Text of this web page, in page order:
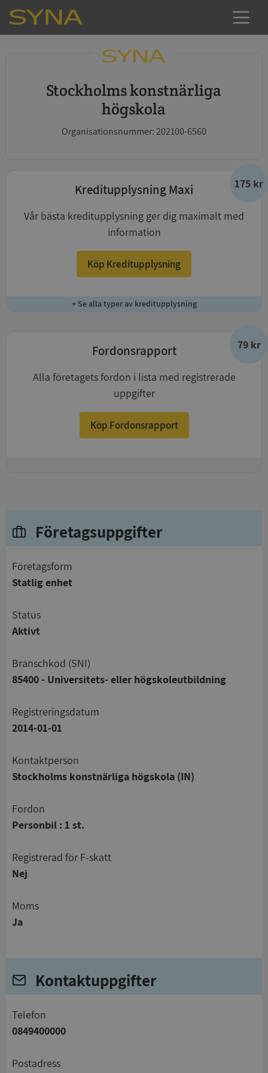
Stockholms konstnärliga
högskola
Organisationsnummer: 202100-6560
175 kr
Kreditupplysning Maxi
Vår bästa kreditupplysning ger dig maximalt med
information
Köp Kreditupplysning
+ Se alla typer av kreditupplysning
79 kr
Fordonsrapport
Alla företagets fordon i lista med registrerade
uppgifter
Köp Fordonsrapport
Företagsuppgifter
företagsform
Statlig enhet
status
Aktivt
branschkod (SNI)
85400 - Universitets- eller högskoleutbildning
registreringsdatum
2014-01-01
Kontaktperson
Stockholms konstnärliga högskola (IN)
Fordon
Personbil : 1 st.
registrerad för F-skatt
Nej
Moms
Ja
Kontaktuppgifter
telefon
0849400000
Postadress